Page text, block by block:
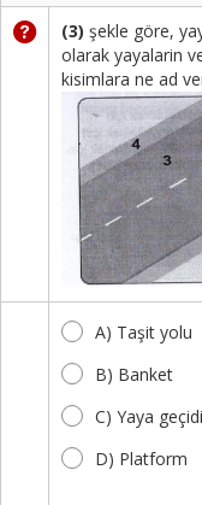
(3) şekle göre,
olarak yayalarin
kisimlara ne ad
A) Taşit yolu
B) Banket
C) Yaya geçidi
D) Platform